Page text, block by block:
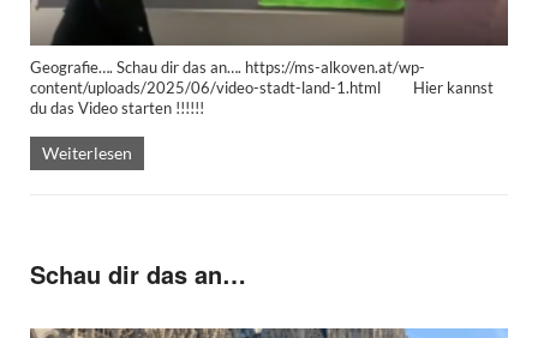
Geografie…. Schau dir das an…. https://ms-alkoven.at/wp-
content/uploads/2025/06/video-stadt-land-1.html Hier kannst
du das Video starten !!!!!!
Weiterlesen
Schau dir das an…